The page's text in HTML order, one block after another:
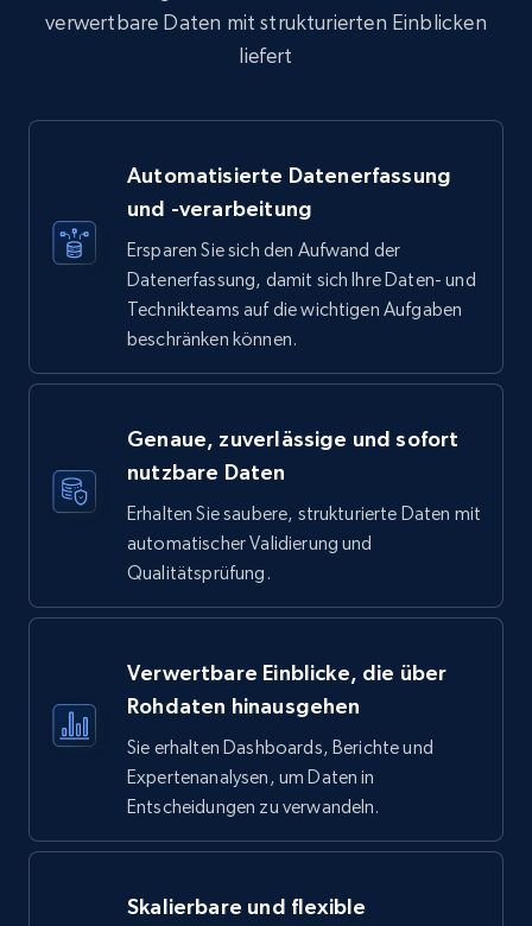
verwertbare Daten mit strukturierten Einblicken
liefert
Automatisierte Datenerfassung
und -verarbeitung
Ersparen Sie sich den Aufwand der
Datenerfassung, damit sich Ihre Daten- und
Technikteams auf die wichtigen Aufgaben
beschränken können.
Genaue, zuverlässige und sofort
nutzbare Daten
Erhalten Sie saubere, strukturierte Daten mit
automatischer Validierung und
Qualitätsprüfung.
Verwertbare Einblicke, die über
Rohdaten hinausgehen
Sie erhalten Dashboards, Berichte und
Expertenanalysen, um Daten in
Entscheidungen zu verwandeln.
Skalierbare und flexible